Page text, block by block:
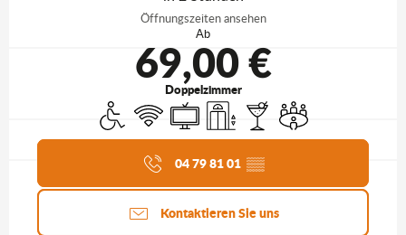
Öffnungszeiten ansehen
Ab
69,00 €
Doppelzimmer
Zugang für Behinderte
Wi-Fi FernsehenAufzugBar / Getränkestand
Versammlungsraum
Aktuelle Agenda
04 79 81 01 ▒▒
Kontaktieren Sie uns